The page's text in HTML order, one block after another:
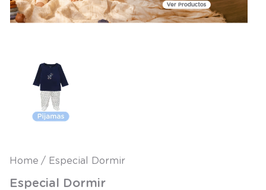
Especial Dormir
Especial Dormir
2.
calcetines
manta
panty
niña
9.
saco
10. poleron